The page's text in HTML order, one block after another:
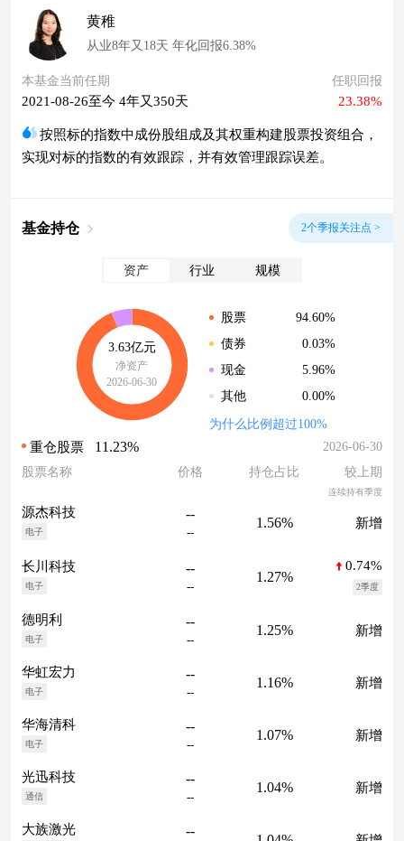
黄稚
从业8年又18天 年化回报6.38%
本基金当前任期
2021-08-26至今 4年又350天
任职回报
23.38%
按照标的指数中成份股组成及其权重构建股票投资组合，
实现对标的指数的有效跟踪，并有效管理跟踪误差。
基金持仓 2个季报关注点 >
资产 行业 规模
3.63亿元
净资产
2026-06-30
股票
94.60%
债券
0.03%
现金
5.96%
其他
0.00%
为什么比例超过100%
重仓股票 11.23%
2026-06-30
股票名称
价格 持仓占比 较上期
连续持有季度
源杰科技
电子
--
--
1.56% 新增
长川科技
电子
--
--
1.27%
0.74%
2季度
德明利
电子
--
--
1.25% 新增
华虹宏力
电子
--
--
1.16% 新增
华海清科
电子
--
--
1.07% 新增
光迅科技
通信
--
--
1.04% 新增
大族激光 --